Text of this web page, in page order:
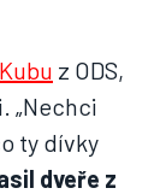
Kubu z ODS,
„Nechci
ty dívky
dveře z